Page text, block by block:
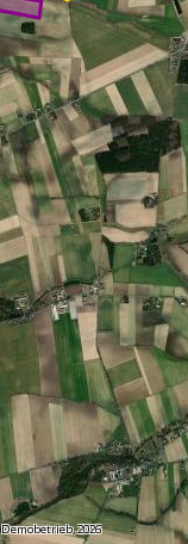
Demobetrieb,2026